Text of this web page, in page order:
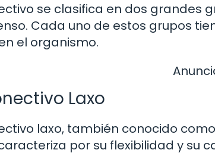
se clasifica en dos grandes
Cada uno de estos grupos
el organismo.
Laxo
laxo, también conocido
por su flexibilidad y su